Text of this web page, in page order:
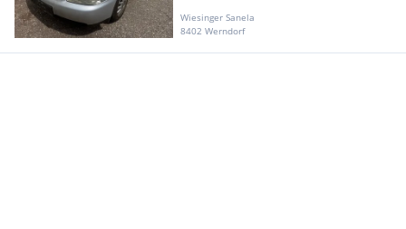
Wiesinger Sanela
8402 Werndorf